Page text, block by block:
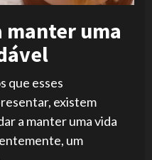
manter uma
que esses
existem
a manter uma vida
um